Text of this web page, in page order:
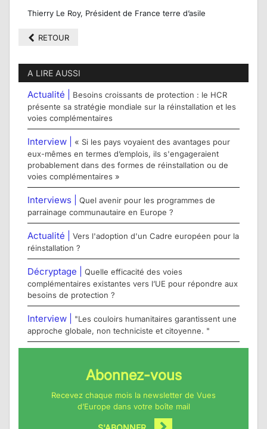
Thierry Le Roy, Président de France terre d’asile
RETOUR
A LIRE AUSSI
Actualité |
Besoins croissants de protection : le HCR
présente sa stratégie mondiale sur la réinstallation et les
voies complémentaires
Interview |
« Si les pays voyaient des avantages pour
eux-mêmes en termes d’emplois, ils s'engageraient
probablement dans des formes de réinstallation ou de
voies complémentaires »
Interviews | Quel avenir pour les programmes de
parrainage communautaire en Europe ?
Actualité | Vers l'adoption d'un Cadre européen pour la
réinstallation ?
Décryptage | Quelle efficacité des voies
complémentaires existantes vers l’UE pour répondre aux
besoins de protection ?
Interview |
"Les couloirs humanitaires garantissent une
approche globale, non techniciste et citoyenne. "
Abonnez-vous
Recevez chaque mois la newsletter de Vues
d’Europe dans votre boîte mail